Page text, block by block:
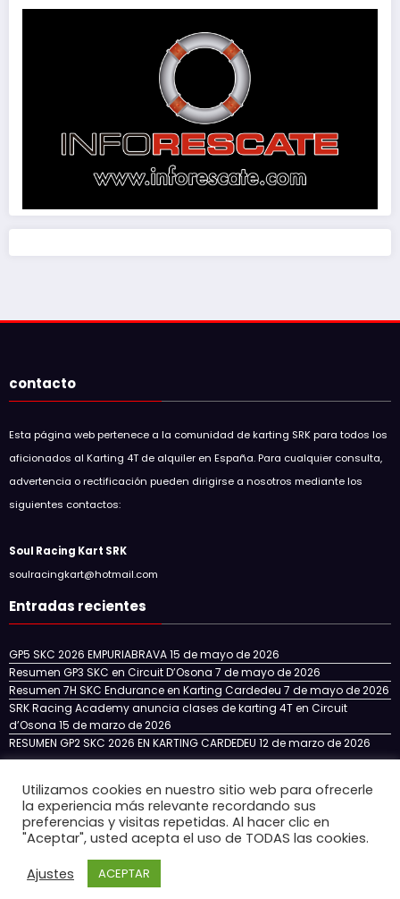
contacto
Esta página web pertenece a la comunidad de karting SRK para todos los
aficionados al Karting 4T de alquiler en España. Para cualquier consulta,
advertencia o rectificación pueden dirigirse a nosotros mediante los
siguientes contactos:
Soul Racing Kart SRK
soulracingkart@hotmail.com
Entradas recientes
GP5 SKC 2026 EMPURIABRAVA15 de mayo de 2026
Resumen GP3 SKC en Circuit D’Osona 7 de mayo de 2026
Resumen 7H SKC Endurance en Karting Cardedeu 7 de mayo de 2026
SRK Racing Academy anuncia clases de karting 4T en Circuit
d’Osona 15 de marzo de 2026
RESUMEN GP2 SKC 2026 EN KARTING CARDEDEU 12 de marzo de 2026
Inicio NOTICIAS NUESTRO EQUIPO
SKC CATALUÑA
SKC ENDURANCE
SRK RACING ACADEMY
CIRCUITOS 4T EN ESPAÑA
Newscrunch - Revista y blog
Utilizamos cookies en nuestro sitio web para ofrecerle
la experiencia más relevante recordando sus
preferencias y visitas repetidas. Al hacer clic en
"Aceptar", usted acepta el uso de TODAS las cookies.
Ajustes
ACEPTAR